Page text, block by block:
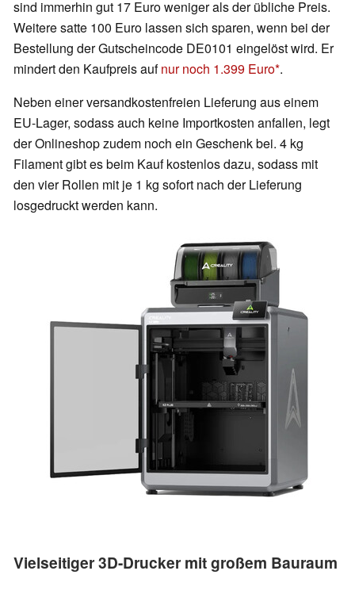
sind immerhin gut 17 Euro weniger als der übliche Preis.
Weitere satte 100 Euro lassen sich sparen, wenn bei der
Bestellung der Gutscheincode DE0101 eingelöst wird. Er
mindert den Kaufpreis aufnur noch 1.399 Euro .
Neben einer versandkostenfreien Lieferung aus einem
EU-Lager, sodass auch keine Importkosten anfallen, legt
der Onlineshop zudem noch ein Geschenk bei. 4 kg
Filament gibt es beim Kauf kostenlos dazu, sodass mit
den vier Rollen mit je 1 kg sofort nach der Lieferung
losgedruckt werden kann.
Vielseitiger 3D-Drucker mit großem Bauraum